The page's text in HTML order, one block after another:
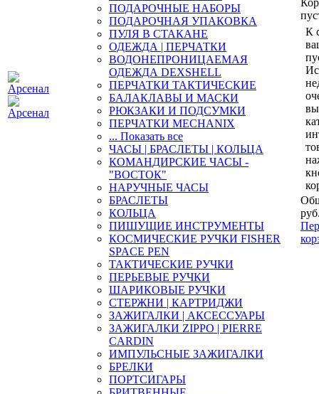
ПОДАРОЧНЫЕ НАБОРЫ
ПОДАРОЧНАЯ УПАКОВКА
ПУЛЯ В СТАКАНЕ
ОДЕЖДА | ПЕРЧАТКИ
ВОДОНЕПРОНИЦАЕМАЯ
ОДЕЖДА DEXSHELL
ПЕРЧАТКИ ТАКТИЧЕСКИЕ
БАЛАКЛАВЫ И МАСКИ
РЮКЗАКИ И ПОДСУМКИ
ПЕРЧАТКИ MECHANIX
... Показать все
ЧАСЫ | БРАСЛЕТЫ | КОЛЬЦА
КОМАНДИРСКИЕ ЧАСЫ -
"ВОСТОК"
НАРУЧНЫЕ ЧАСЫ
БРАСЛЕТЫ
КОЛЬЦА
ПИШУЩИЕ ИНСТРУМЕНТЫ
КОСМИЧЕСКИЕ РУЧКИ FISHER
SPACE PEN
ТАКТИЧЕСКИЕ РУЧКИ
ПЕРЬЕВЫЕ РУЧКИ
ШАРИКОВЫЕ РУЧКИ
СТЕРЖНИ | КАРТРИДЖИ
ЗАЖИГАЛКИ | АКСЕССУАРЫ
ЗАЖИГАЛКИ ZIPPO | PIERRE
CARDIN
ИМПУЛЬСНЫЕ ЗАЖИГАЛКИ
БРЕЛКИ
ПОРТСИГАРЫ
К